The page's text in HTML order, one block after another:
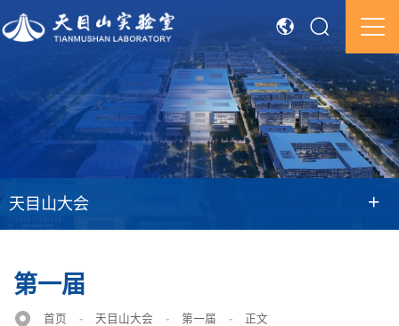
天目山大会 +
第一届
首页 - 天目山大会 - 第一届 - 正文